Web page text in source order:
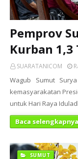
Pemprov
Kurban 1,3
SUARATANICOM
Wagub Sumut
kemasyarakatan
untuk Hari Raya
Baca selengkapnya
SUMUT